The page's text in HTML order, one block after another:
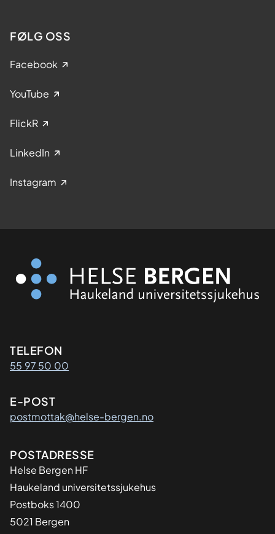
FØLG OSS
Facebook
YouTube
FlickR
LinkedIn
Instagram
Kontaktinformasjon
TELEFON
55 97 50 00
E-POST
postmottak@helse-bergen.no
Adresse
POSTADRESSE
Helse Bergen HF
Haukeland universitetssjukehus
Postboks 1400
5021 Bergen